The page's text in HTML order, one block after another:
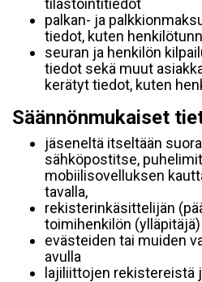
tilastointitiedot
palkan- ja
tiedot, kuten
seuran ja henkilön
tiedot sekä muut
kerätyt tiedot, kuten
Säännönmukaiset
jäseneltä itseltään
sähköpostitse,
mobiilisovelluksen
tavalla,
rekisterinkäsittelijän
toimihenkilön
evästeiden tai muiden
avulla
lajiliittojen rekistereistä